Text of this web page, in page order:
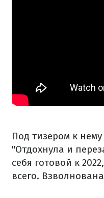
Под тизером к
"Отдохнула и
себя готовой к
всего.